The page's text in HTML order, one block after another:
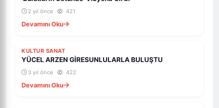
2 yıl önce 421
Devamını Oku
KULTUR SANAT
YÜCEL ARZEN GİRESUNLULARLA BULUŞTU
3 yıl önce 422
Devamını Oku